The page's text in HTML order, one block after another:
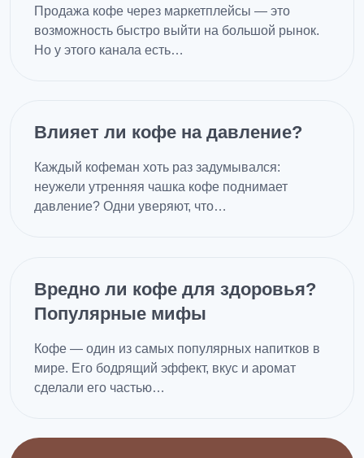
Продажа кофе через маркетплейсы — это
возможность быстро выйти на большой рынок.
Но у этого канала есть…
Влияет ли кофе на давление?
Каждый кофеман хоть раз задумывался:
неужели утренняя чашка кофе поднимает
давление? Одни уверяют, что…
Вредно ли кофе для здоровья?
Популярные мифы
Кофе — один из самых популярных напитков в
мире. Его бодрящий эффект, вкус и аромат
сделали его частью…